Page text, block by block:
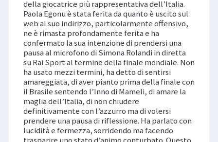
della giocatrice più rappresentativa dell’Italia.
Paola Egonu è stata ferita da quanto è uscito sul
web al suo indirizzo, particolarmente offensivo,
ne è rimasta profondamente ferita e ha
confermato la sua intenzione di prendersi una
pausa al microfono di Simona Rolandi in diretta
su Rai Sport al termine della finale mondiale. Non
ha usato mezzi termini, ha detto di sentirsi
amareggiata, di aver pianto prima della finale con
il Brasile sentendo l’Inno di Mameli, di amare la
maglia dell’Italia, di non chiudere
definitivamente con l’azzurro ma di volersi
prendere una pausa di riflessione. Ha parlato con
lucidità e fermezza, sorridendo ma facendo